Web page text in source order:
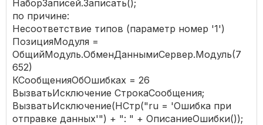
НаборЗаписей.Записать();
по причине:
Несоответствие типов (параметр номер '1')
ПозицияМодуля =
ОбщийМодуль.ОбменДаннымиСервер.Модуль(7
652)
КСообщенияОбОшибках = 26
ВызватьИсключение СтрокаСообщения;
ВызватьИсключение(НСтр("ru = 'Ошибка при
отправке данных'") + ": " + ОписаниеОшибки());